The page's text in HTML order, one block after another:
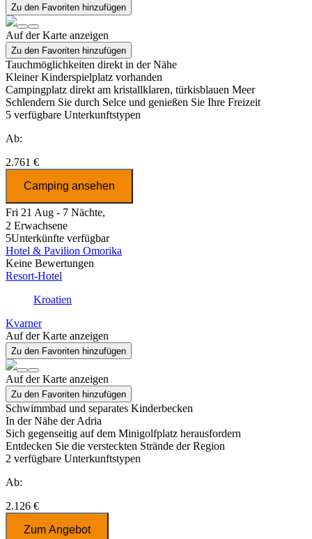
Zu den Favoriten hinzufügen
Auf der Karte anzeigen
Zu den Favoriten hinzufügen
Tauchmöglichkeiten direkt in der Nähe
Kleiner Kinderspielplatz vorhanden
Campingplatz direkt am kristallklaren, türkisblauen Meer
Schlendern Sie durch Selce und genießen Sie Ihre Freizeit
5 verfügbare Unterkunftstypen
Ab:
2.761 €
Camping ansehen
Fri 21 Aug - 7 Nächte,
2 Erwachsene
5Unterkünfte verfügbar
Hotel & Pavilion Omorika
Keine Bewertungen
Resort-Hotel
Kroatien
Kvarner
Auf der Karte anzeigen
Zu den Favoriten hinzufügen
Auf der Karte anzeigen
Zu den Favoriten hinzufügen
Schwimmbad und separates Kinderbecken
In der Nähe der Adria
Sich gegenseitig auf dem Minigolfplatz herausfordern
Entdecken Sie die versteckten Strände der Region
2 verfügbare Unterkunftstypen
Ab:
2.126 €
Zum Angebot